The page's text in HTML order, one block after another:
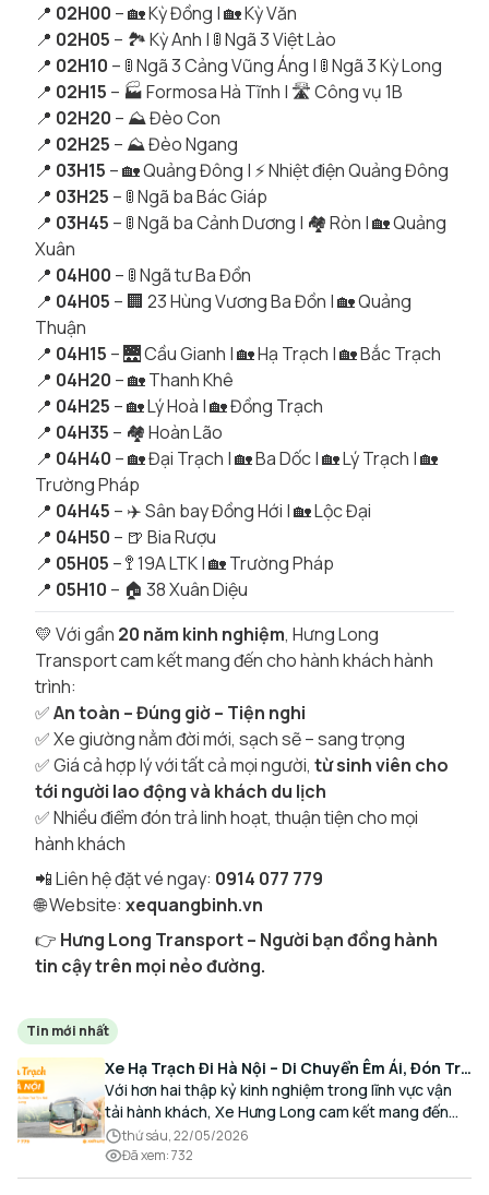
📍 02H00 – 🏡 Kỳ Đồng | 🏡 Kỳ Văn
📍 02H05 – 🏞 Kỳ Anh | 🚦 Ngã 3 Việt Lào
📍 02H10 – 🚦 Ngã 3 Cảng Vũng Áng | 🚦 Ngã 3 Kỳ Long
📍 02H15 – 🏭 Formosa Hà Tĩnh | 🛣 Công vụ 1B
📍 02H20 – ⛰ Đèo Con
📍 02H25 – ⛰ Đèo Ngang
📍 03H15 – 🏡 Quảng Đông | ⚡ Nhiệt điện Quảng Đông
📍 03H25 – 🚦 Ngã ba Bác Giáp
📍 03H45 – 🚦 Ngã ba Cảnh Dương | 🏘 Ròn | 🏡 Quảng
Xuân
📍 04H00 – 🚦 Ngã tư Ba Đồn
📍 04H05 – 🏢 23 Hùng Vương Ba Đồn | 🏡 Quảng
Thuận
📍 04H15 – 🌉 Cầu Gianh | 🏡 Hạ Trạch | 🏡 Bắc Trạch
📍 04H20 – 🏡 Thanh Khê
📍 04H25 – 🏡 Lý Hoà | 🏡 Đồng Trạch
📍 04H35 – 🏘 Hoàn Lão
📍 04H40 – 🏡 Đại Trạch | 🏡 Ba Dốc | 🏡 Lý Trạch | 🏡
Trường Pháp
📍 04H45 – ✈️ Sân bay Đồng Hới | 🏡 Lộc Đại
📍 04H50 – 🍺 Bia Rượu
📍 05H05 – 🚏 19A LTK | 🏡 Trường Pháp
📍 05H10 – 🏠 38 Xuân Diệu
💛 Với gần 20 năm kinh nghiệm, Hưng Long
Transport cam kết mang đến cho hành khách hành
trình:
✅An toàn – Đúng giờ – Tiện nghi
✅ Xe giường nằm đời mới, sạch sẽ – sang trọng
✅ Giá cả hợp lý với tất cả mọi người, từ sinh viên cho
tới người lao động và khách du lịch
✅ Nhiều điểm đón trả linh hoạt, thuận tiện cho mọi
hành khách
📲 Liên hệ đặt vé ngay: 0914 077 779
🌐 Website: xequangbinh.vn
👉 Hưng Long Transport – Người bạn đồng hành
tin cậy trên mọi nẻo đường.
Tin mới nhất
Xe Hạ Trạch Đi Hà Nội – Di Chuyển Êm Ái, Đón Trả
Tận Nơi Cùng Xe Hưng Long
Với hơn hai thập kỷ kinh nghiệm trong lĩnh vực vận
tải hành khách, Xe Hưng Long cam kết mang đến
cho Quý Khách một hành trình di chuyển trọn vẹn,
thoải mái và đúng giờ.
thứ sáu, 22/05/2026
Đã xem:732